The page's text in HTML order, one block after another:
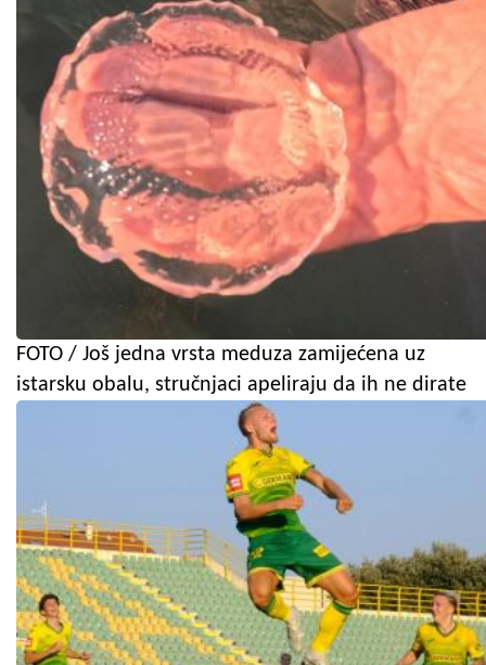
FOTO / Još jedna vrsta meduza zamijećena uz
istarsku obalu, stručnjaci apeliraju da ih ne dirate